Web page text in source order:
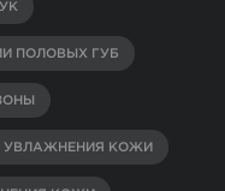
ПОЛОВЫХ ГУБ
УВЛАЖНЕНИЯ КОЖИ